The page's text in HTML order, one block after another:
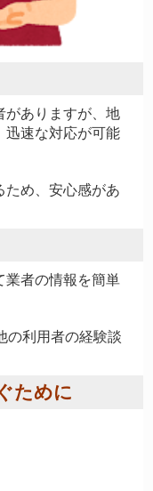
がありますが、地
迅速な対応が可能
ため、安心感があ
業者の情報を簡単
の利用者の経験談
ために